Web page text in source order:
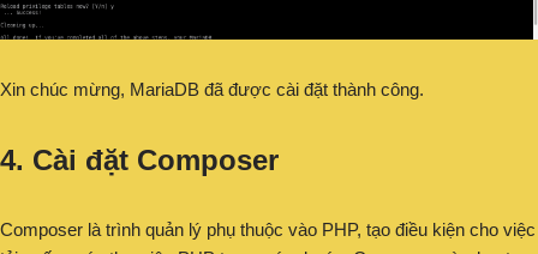
Xin chúc mừng, MariaDB đã được cài đặt thành công.
4. Cài đặt Composer
Composer là trình quản lý phụ thuộc vào PHP, tạo điều kiện cho việc